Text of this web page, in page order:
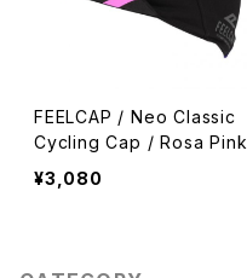
FEELCAP / Neo Classic
Cycling Cap / Rosa Pink
¥3,080